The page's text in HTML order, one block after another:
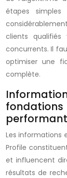
étapes
clients
concurrents. Il
optimiser une
complète.
Les informations
Profile
et influencent
résultats de